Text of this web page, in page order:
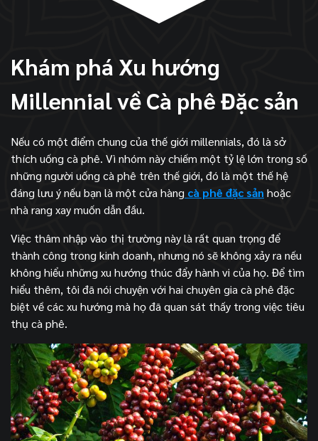
Khám phá Xu hướng
Millennial về Cà phê Đặc sản
Nếu có một điểm chung của thế giới millennials, đó là sở
thích uống cà phê. Vì nhóm này chiếm một tỷ lệ lớn trong số
những người uống cà phê trên thế giới, đó là một thế hệ
đáng lưu ý nếu bạn là một cửa hàng cà phê đặc sản hoặc
nhà rang xay muốn dẫn đầu.
Việc thâm nhập vào thị trường này là rất quan trọng để
thành công trong kinh doanh, nhưng nó sẽ không xảy ra nếu
không hiểu những xu hướng thúc đẩy hành vi của họ. Để tìm
hiểu thêm, tôi đã nói chuyện với hai chuyên gia cà phê đặc
biệt về các xu hướng mà họ đã quan sát thấy trong việc tiêu
thụ cà phê.